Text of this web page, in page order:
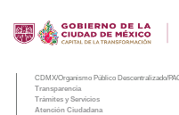
CDMX/Organismo Público Descentralizado/
Transparencia
Trámites y Servicios
Atención Ciudadana